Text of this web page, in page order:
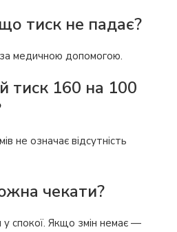
тиск не падає?
медичною допомогою.
тиск 160 на 100
не означає відсутність
чекати?
спокої. Якщо змін немає —